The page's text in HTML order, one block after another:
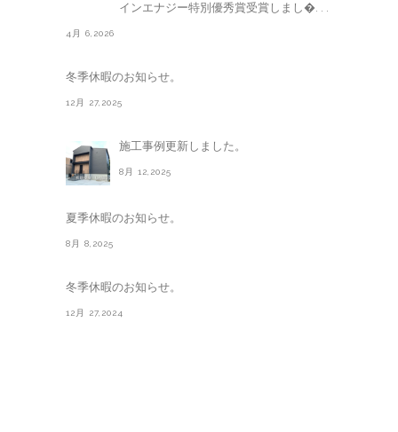
インエナジー特別優秀賞受賞しまし�. . .
4月 6,2026
冬季休暇のお知らせ。
12月 27,2025
施工事例更新しました。
8月 12,2025
夏季休暇のお知らせ。
8月 8,2025
冬季休暇のお知らせ。
12月 27,2024